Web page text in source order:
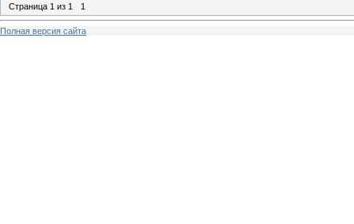
Страница 1 из 1 1
Полная версия сайта